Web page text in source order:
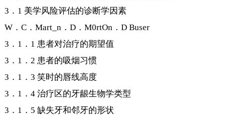
3．1 美学风险评估的诊断学因素
W．C．Mart_n．D．M0rtOn．D Buser
3．1．1 患者对治疗的期望值
3．1．2 患者的吸烟习惯
3．1．3 笑时的唇线高度
3．1．4 治疗区的牙龈生物学类型
3．1．5 缺失牙和邻牙的形状